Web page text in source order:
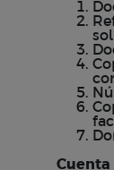
Cuenta